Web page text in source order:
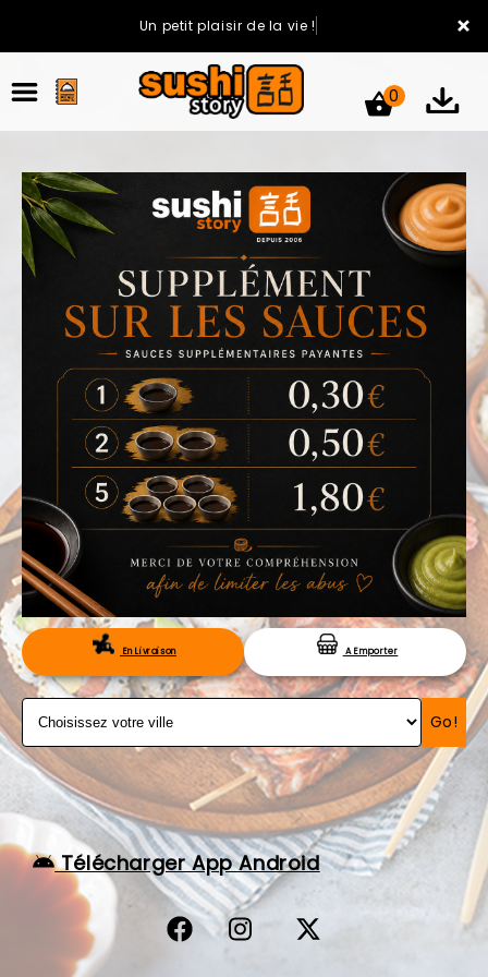
×
Un petit plaisir de la vie !
ACCUEIL
LA CARTE
VOTRE COMPTE
NOTRE RESTAURANT
VOS AVIS
MENTIONS LÉGALES
C.G.V
RÉSERVATION
0
En Livraison A Emporter
Go!
Télécharger App Android